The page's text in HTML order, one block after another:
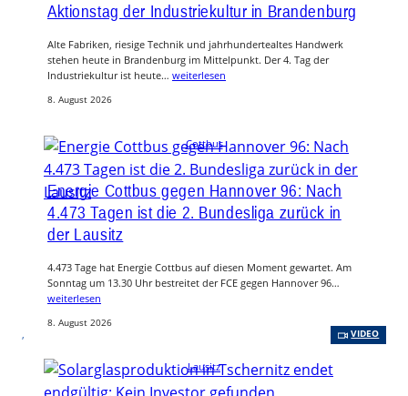
Aktionstag der Industriekultur in Brandenburg
Alte Fabriken, riesige Technik und jahrhundertealtes Handwerk
stehen heute in Brandenburg im Mittelpunkt. Der 4. Tag der
Industriekultur ist heute… weiterlesen
8. August 2026
Cottbus
, VIDEO
Energie Cottbus gegen Hannover 96: Nach
4.473 Tagen ist die 2. Bundesliga zurück in
der Lausitz
4.473 Tage hat Energie Cottbus auf diesen Moment gewartet. Am
Sonntag um 13.30 Uhr bestreitet der FCE gegen Hannover 96…
weiterlesen
8. August 2026
Lausitz